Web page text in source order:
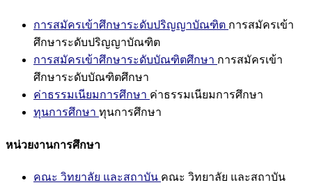
การสมัครเข้าศึกษาระดับปริญญาบัณฑิต การสมัครเข้า
ศึกษาระดับปริญญาบัณฑิต
การสมัครเข้าศึกษาระดับบัณฑิตศึกษา การสมัครเข้า
ศึกษาระดับบัณฑิตศึกษา
ค่าธรรมเนียมการศึกษา ค่าธรรมเนียมการศึกษา
ทุนการศึกษา ทุนการศึกษา
หน่วยงานการศึกษา
คณะ วิทยาลัย และสถาบัน คณะ วิทยาลัย และสถาบัน